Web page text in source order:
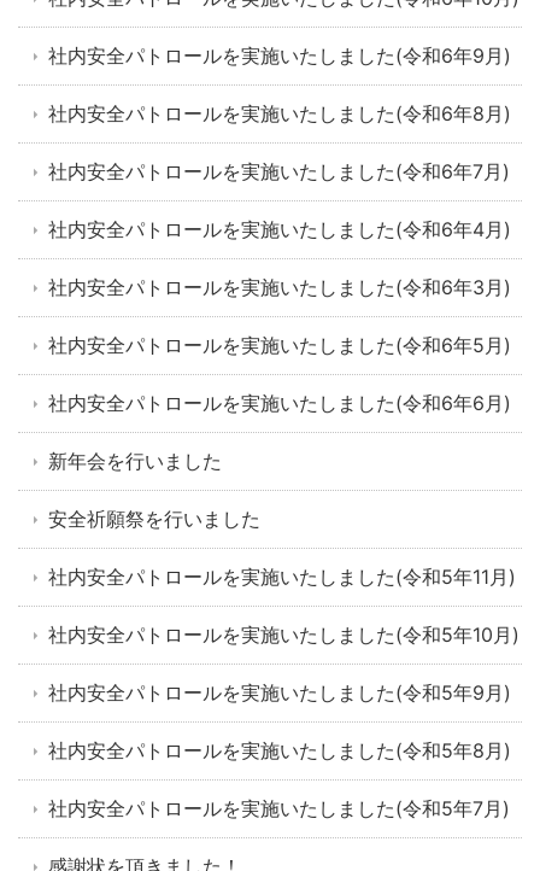
社内安全パトロールを実施いたしました(令和6年9月)
社内安全パトロールを実施いたしました(令和6年8月)
社内安全パトロールを実施いたしました(令和6年7月)
社内安全パトロールを実施いたしました(令和6年4月)
社内安全パトロールを実施いたしました(令和6年3月)
社内安全パトロールを実施いたしました(令和6年5月)
社内安全パトロールを実施いたしました(令和6年6月)
新年会を行いました
安全祈願祭を行いました
社内安全パトロールを実施いたしました(令和5年11月)
社内安全パトロールを実施いたしました(令和5年10月)
社内安全パトロールを実施いたしました(令和5年9月)
社内安全パトロールを実施いたしました(令和5年8月)
社内安全パトロールを実施いたしました(令和5年7月)
感謝状を頂きました！